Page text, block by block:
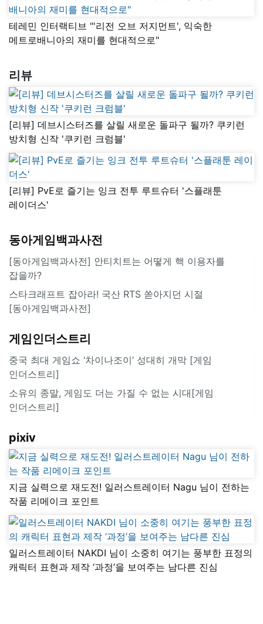
테레민 인터랙티브 "'리전 오브 저지먼트', 익숙한
메트로배니아의 재미를 현대적으로"
리뷰
[리뷰] 데브시스터즈를 살릴 새로운 돌파구 될까? 쿠키런
방치형 신작 '쿠키런 크럼블'
[리뷰] PvE로 즐기는 잉크 전투 루트슈터 '스플래툰
레이더스'
동아게임백과사전
[동아게임백과사전] 안티치트는 어떻게 핵 이용자를
잡을까?
스타크래프트 잡아라! 국산 RTS 쏟아지던 시절
[동아게임백과사전]
게임인더스트리
중국 최대 게임쇼 ‘차이나조이’ 성대히 개막 [게임
인더스트리]
소유의 종말, 게임도 더는 가질 수 없는 시대[게임
인더스트리]
pixiv
지금 실력으로 재도전! 일러스트레이터 Nagu 님이 전하는
작품 리메이크 포인트
일러스트레이터 NAKDI 님이 소중히 여기는 풍부한 표정의
캐릭터 표현과 제작 ‘과정’을 보여주는 남다른 진심